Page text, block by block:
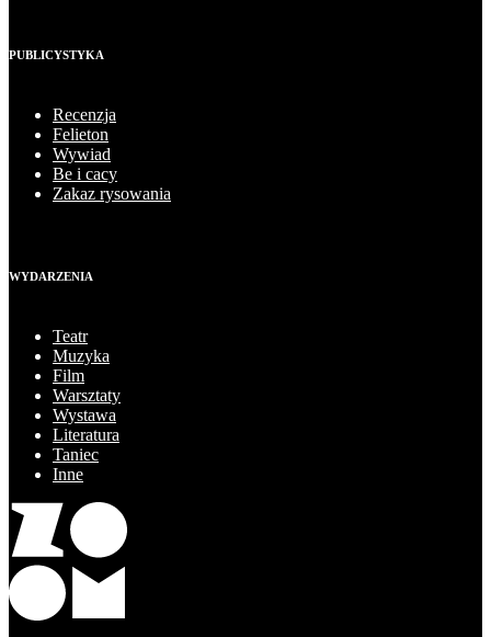
PUBLICYSTYKA
Recenzja
Felieton
Wywiad
Be i cacy
Zakaz rysowania
WYDARZENIA
Teatr
Muzyka
Film
Warsztaty
Wystawa
Literatura
Taniec
Inne